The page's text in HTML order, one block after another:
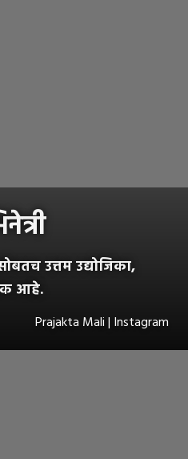
उत्तम उद्योजिका,
आहे.
Prajakta Mali | Instagram